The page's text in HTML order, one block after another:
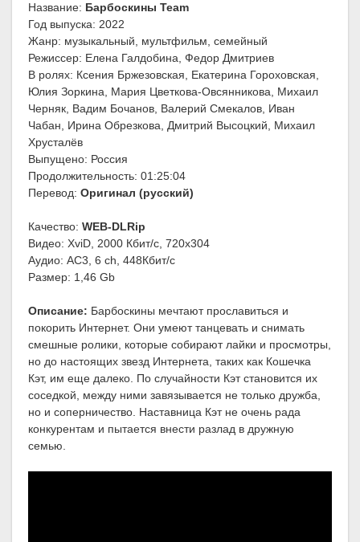
Название: Барбоскины Team
Год выпуска: 2022
Жанр: музыкальный, мультфильм, семейный
Режиссер: Елена Галдобина, Федор Дмитриев
В ролях: Ксения Бржезовская, Екатерина Гороховская,
Юлия Зоркина, Мария Цветкова-Овсянникова, Михаил
Черняк, Вадим Бочанов, Валерий Смекалов, Иван
Чабан, Ирина Обрезкова, Дмитрий Высоцкий, Михаил
Хрусталёв
Выпущено: Россия
Продолжительность: 01:25:04
Перевод: Оригинал (русский)
Качество: WEB-DLRip
Видео: XviD, 2000 Кбит/с, 720x304
Аудио: AC3, 6 ch, 448Кбит/с
Размер: 1,46 Gb
Описание: Барбоскины мечтают прославиться и
покорить Интернет. Они умеют танцевать и снимать
смешные ролики, которые собирают лайки и просмотры,
но до настоящих звезд Интернета, таких как Кошечка
Кэт, им еще далеко. По случайности Кэт становится их
соседкой, между ними завязывается не только дружба,
но и соперничество. Наставница Кэт не очень рада
конкурентам и пытается внести разлад в дружную
семью.